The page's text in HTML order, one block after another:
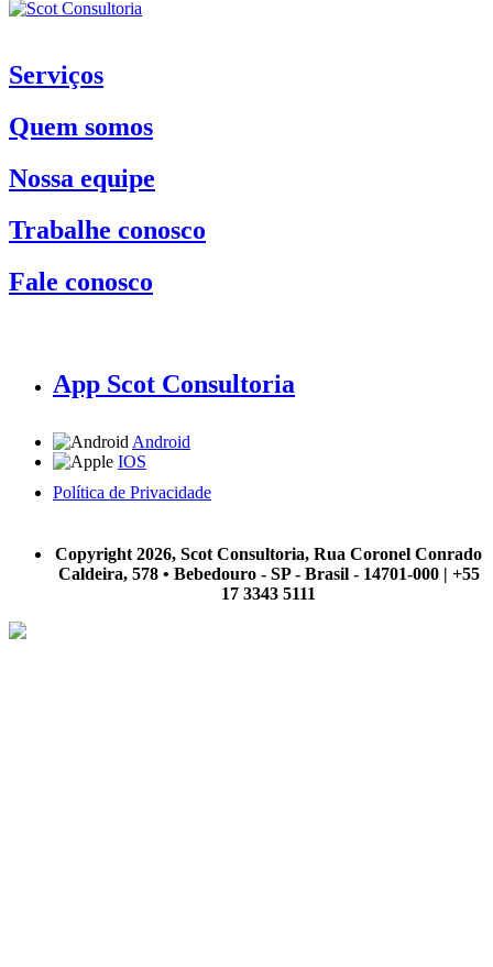
Serviços
Quem somos
Nossa equipe
Trabalhe conosco
Fale conosco
App Scot Consultoria
Android
IOS
Política de Privacidade
Copyright 2026, Scot Consultoria, Rua Coronel Conrado
Caldeira, 578 • Bebedouro - SP - Brasil - 14701-000 | +55
17 3343 5111